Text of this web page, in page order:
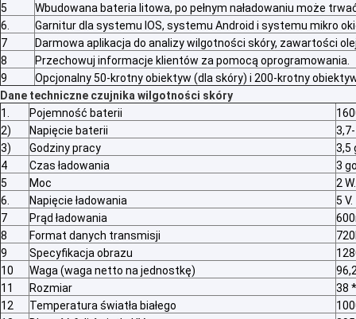
5
Wbudowana bateria litowa, po pełnym naładowaniu może
6.
Garnitur dla systemu IOS, systemu Android i systemu mikro
7
Darmowa aplikacja do analizy wilgotności skóry, zawartości
8
Przechowuj informacje klientów za pomocą oprogramowania.
9
Opcjonalny 50-krotny obiektyw (dla skóry) i 200-krotny
Dane techniczne czujnika wilgotności skóry
1.
Pojemność baterii
2)
Napięcie baterii
3)
Godziny pracy
3,5
4
Czas ładowania
3
5
Moc
2 W.
6.
Napięcie ładowania
5 V.
7
Prąd ładowania
8
Format danych transmisji
9
Specyfikacja obrazu
10
Waga (waga netto na jednostkę)
11
Rozmiar
38
12
Temperatura światła białego